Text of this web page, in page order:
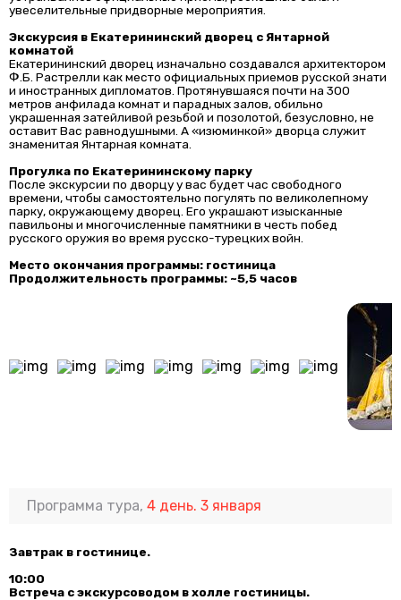
увеселительные придворные мероприятия.
Экскурсия в Екатерининский дворец с Янтарной
комнатой
Екатерининский дворец изначально создавался архитектором
Ф.Б. Растрелли как место официальных приемов русской знати
и иностранных дипломатов. Протянувшаяся почти на 300
метров анфилада комнат и парадных залов, обильно
украшенная затейливой резьбой и позолотой, безусловно, не
оставит Вас равнодушными. А «изюминкой» дворца служит
знаменитая Янтарная комната.
Прогулка по Екатерининскому парку
После экскурсии по дворцу у вас будет час свободного
времени, чтобы самостоятельно погулять по великолепному
парку, окружающему дворец. Его украшают изысканные
павильоны и многочисленные памятники в честь побед
русского оружия во время русско-турецких войн.
Место окончания программы: гостиница
Продолжительность программы: ~5,5 часов
Программа тура,4 день. 3 января
Завтрак в гостинице.
10:00
Встреча с экскурсоводом в холле гостиницы.